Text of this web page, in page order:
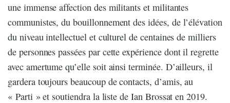
une immense affection des militants et militantes
communistes, du bouillonnement des idées, de l’élévation
du niveau intellectuel et culturel de centaines de milliers
de personnes passées par cette expérience dont il regrette
avec amertume qu’elle soit ainsi terminée. D’ailleurs, il
gardera toujours beaucoup de contacts, d’amis, au
« Parti » et soutiendra la liste de Ian Brossat en 2019.